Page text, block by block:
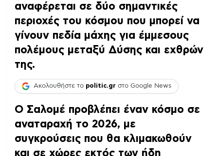
αναφέρεται σε δύο σημαντικές
περιοχές του κόσμου που μπορεί να
γίνουν πεδία μάχης για έμμεσους
πολέμους μεταξύ Δύσης και εχθρών
της.
Ακολουθήστε το politic.gr στο Google News
Ο Σαλομέ προβλέπει έναν κόσμο σε
αναταραχή το 2026, με
συγκρούσεις που θα κλιμακωθούν
και σε χώρες εκτός των ήδη